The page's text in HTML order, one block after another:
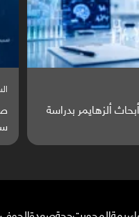
الأحمر يتحول إلى